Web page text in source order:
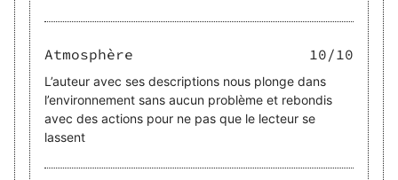
Atmosphère 10/10
L’auteur avec ses descriptions nous plonge dans
l’environnement sans aucun problème et rebondis
avec des actions pour ne pas que le lecteur se
lassent